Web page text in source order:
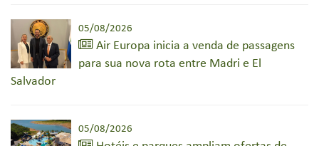
05/08/2026
Air Europa inicia a venda de passagens
para sua nova rota entre Madri e El
Salvador
05/08/2026